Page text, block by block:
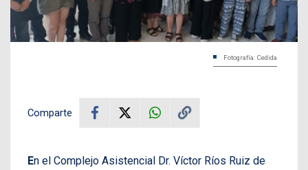
Fotografía: Cedida
Comparte
En el Complejo Asistencial Dr. Víctor Ríos Ruiz de